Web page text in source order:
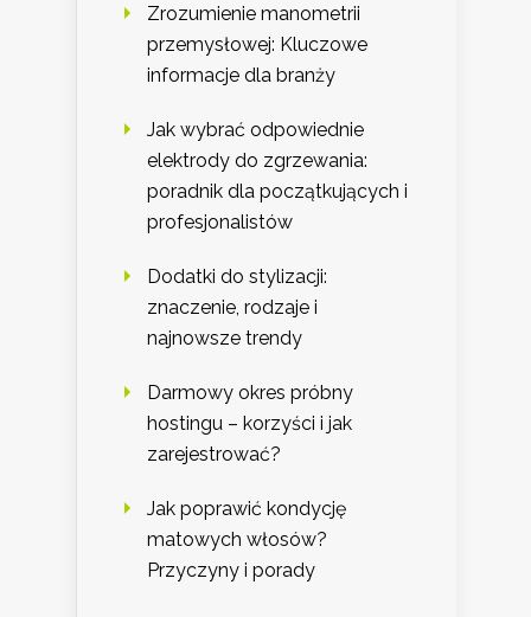
Zrozumienie manometrii
przemysłowej: Kluczowe
informacje dla branży
Jak wybrać odpowiednie
elektrody do zgrzewania:
poradnik dla początkujących i
profesjonalistów
Dodatki do stylizacji:
znaczenie, rodzaje i
najnowsze trendy
Darmowy okres próbny
hostingu – korzyści i jak
zarejestrować?
Jak poprawić kondycję
matowych włosów?
Przyczyny i porady